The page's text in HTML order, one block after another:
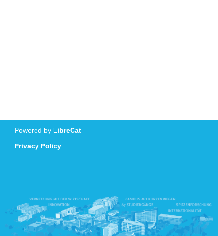
Powered by LibreCat
Privacy Policy